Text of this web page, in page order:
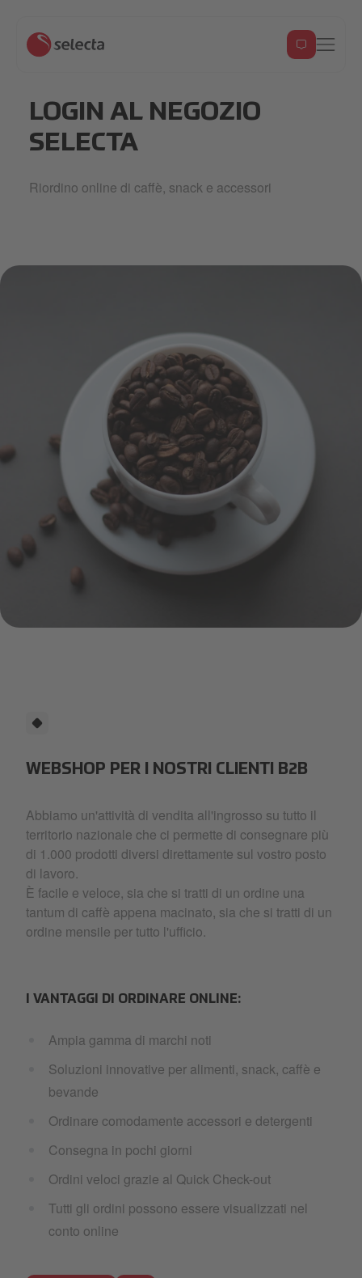
LOGIN AL NEGOZIO
SELECTA
Riordino online di caffè, snack e accessori
WEBSHOP PER I NOSTRI CLIENTI B2B
Abbiamo un'attività di vendita all'ingrosso su tutto il
territorio nazionale che ci permette di consegnare più
di 1.000 prodotti diversi direttamente sul vostro posto
di lavoro.
È facile e veloce, sia che si tratti di un ordine una
tantum di caffè appena macinato, sia che si tratti di un
ordine mensile per tutto l'ufficio.
I VANTAGGI DI ORDINARE ONLINE:
Ampia gamma di marchi noti
Soluzioni innovative per alimenti, snack, caffè e
bevande
Ordinare comodamente accessori e detergenti
Consegna in pochi giorni
Ordini veloci grazie al Quick Check-out
Tutti gli ordini possono essere visualizzati nel
conto online